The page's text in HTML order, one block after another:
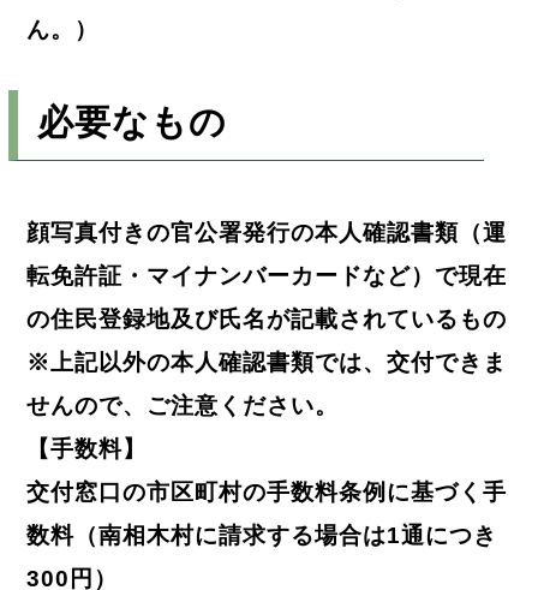
ん。）
必要なもの
顔写真付きの官公署発行の本人確認書類（運
転免許証・マイナンバーカードなど）で現在
の住民登録地及び氏名が記載されているもの
※上記以外の本人確認書類では、交付できま
せんので、ご注意ください。
【手数料】
交付窓口の市区町村の手数料条例に基づく手
数料（南相木村に請求する場合は1通につき
300円）